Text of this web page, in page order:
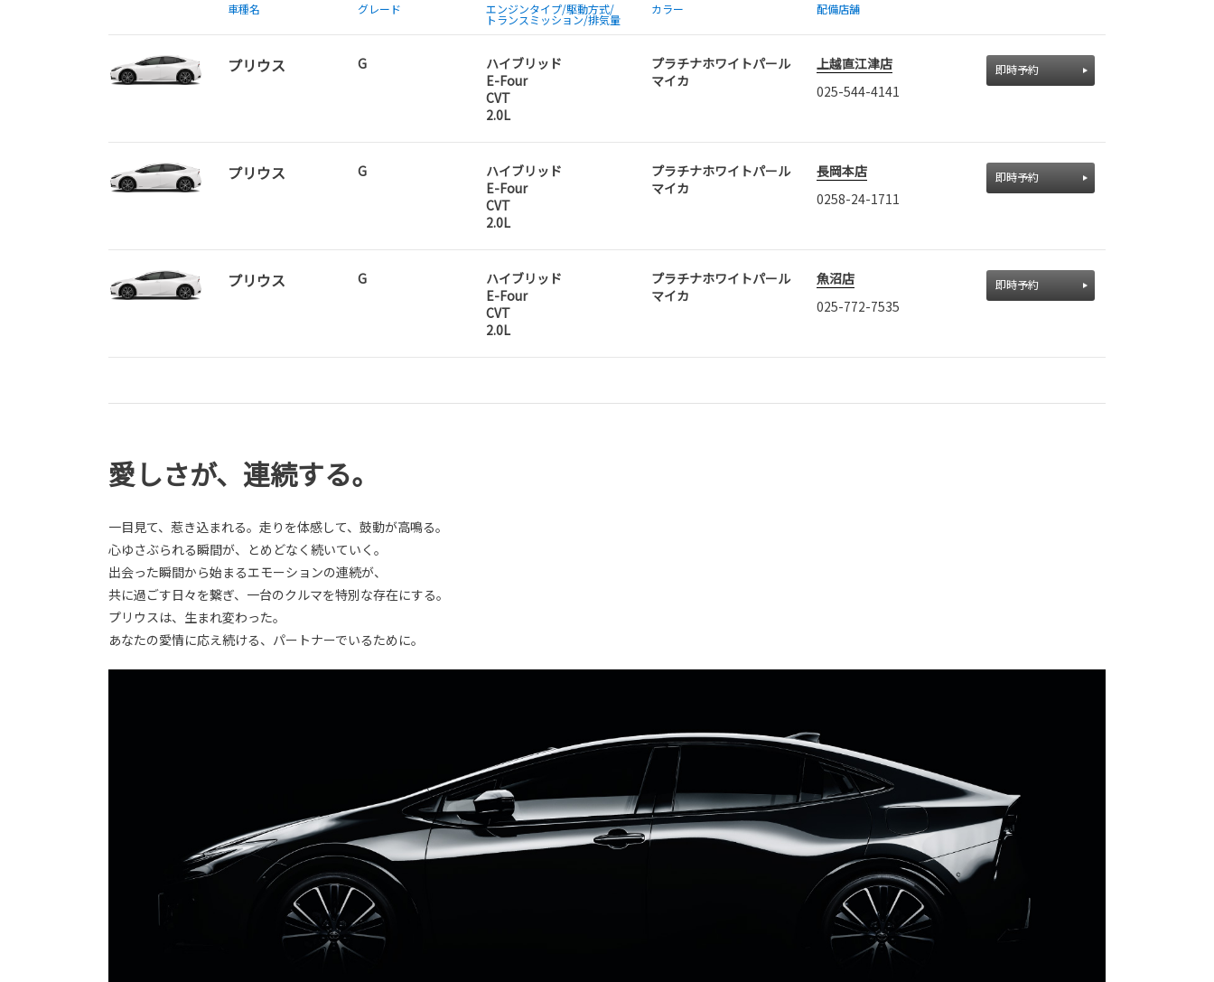
車種名 グレード エンジンタイプ/駆動方式/
トランスミッション/排気量
カラー 配備店舗
プリウス G
ハイブリッド
E-Four
CVT
2.0L
プラチナホワイトパール
マイカ
上越直江津店
025-544-4141
即時予約
プリウス G
ハイブリッド
E-Four
CVT
2.0L
プラチナホワイトパール
マイカ
長岡本店
0258-24-1711
即時予約
プリウス G
ハイブリッド
E-Four
CVT
2.0L
プラチナホワイトパール
マイカ
魚沼店
025-772-7535
即時予約
愛しさが、連続する。
一目見て、惹き込まれる。走りを体感して、鼓動が高鳴る。
心ゆさぶられる瞬間が、とめどなく続いていく。
出会った瞬間から始まるエモーションの連続が、
共に過ごす日々を繋ぎ、一台のクルマを特別な存在にする。
プリウスは、生まれ変わった。
あなたの愛情に応え続ける、パートナーでいるために。